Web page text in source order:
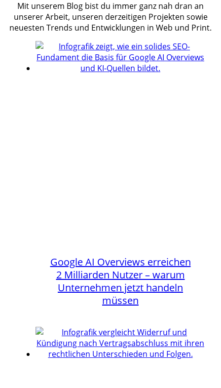
Mit unserem Blog bist du immer ganz nah dran an
unserer Arbeit, unseren derzeitigen Projekten sowie
neuesten Trends und Entwicklungen in Web und Print.
Google AI Overviews erreichen
2 Milliarden Nutzer – warum
Unternehmen jetzt handeln
müssen